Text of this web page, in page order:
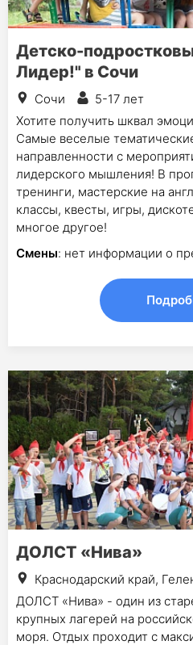
Детско-
Лидер!" в Сочи
Сочи
5-17 лет
Хотите получить шквал
Самые веселые
направленности с
лидерского мышления! В
тренинги, мастерские на
классы, квесты, игры,
многое другое!
Смены: нет информации о
ДОЛСТ «Нива»
Краснодарский край,
ДОЛСТ «Нива» - один из
крупных лагерей на
моря. Отдых проходит с